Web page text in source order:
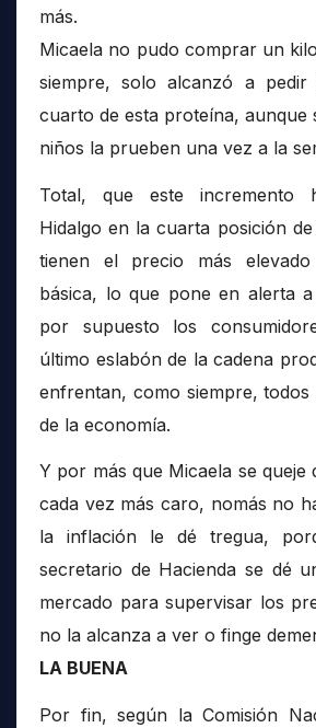
más.
Micaela no pudo comprar un
siempre, solo alcanzó a pedir
cuarto de esta proteína, aunque
niños la prueben una vez a la
Total, que este incremento
Hidalgo en la cuarta posición
tienen el precio más
básica, lo que pone en alerta
por supuesto los
último eslabón de la cadena
enfrentan, como siempre, todos
de la economía.
Y por más que Micaela se queje
cada vez más caro, nomás no
la inflación le dé tregua,
secretario de Hacienda se dé
mercado para supervisar los
no la alcanza a ver o finge
LA BUENA
Por fin, según la Comisión